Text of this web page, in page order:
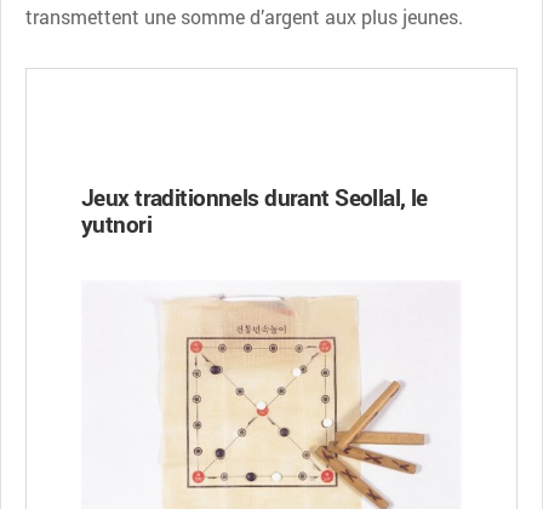
transmettent une somme d’argent aux plus jeunes.
Jeux traditionnels durant Seollal, le
yutnori